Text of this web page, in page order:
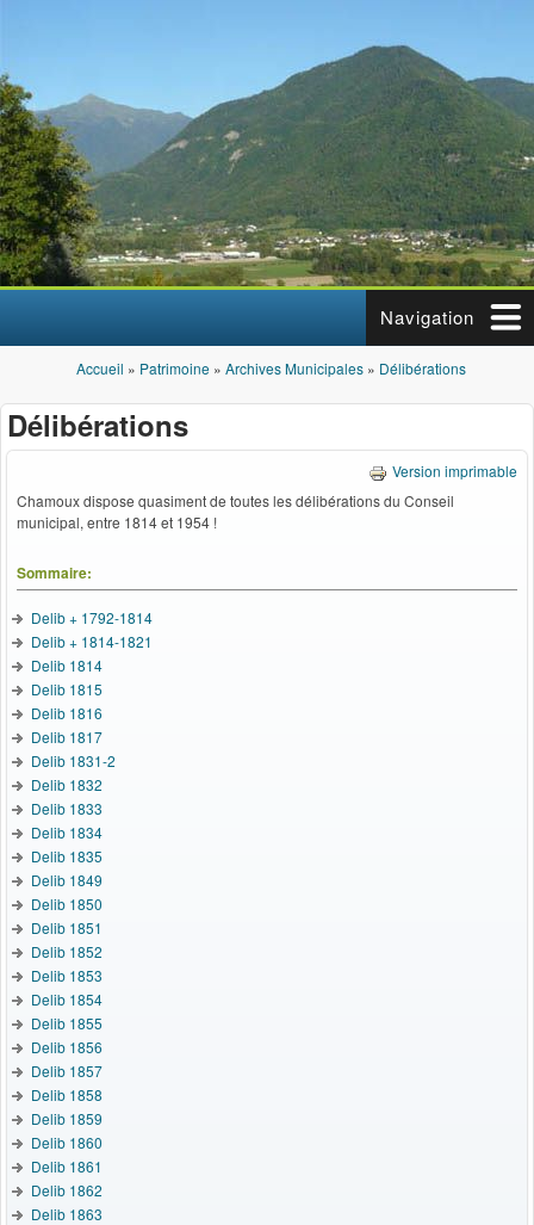
Navigation
Vous êtes ici
Accueil » Patrimoine » Archives Municipales » Délibérations
Délibérations
Version imprimable
Chamoux dispose quasiment de toutes les délibérations du Conseil
municipal, entre 1814 et 1954 !
Sommaire:
Delib + 1792-1814
Delib + 1814-1821
Delib 1814
Delib 1815
Delib 1816
Delib 1817
Delib 1831-2
Delib 1832
Delib 1833
Delib 1834
Delib 1835
Delib 1849
Delib 1850
Delib 1851
Delib 1852
Delib 1853
Delib 1854
Delib 1855
Delib 1856
Delib 1857
Delib 1858
Delib 1859
Delib 1860
Delib 1861
Delib 1862
Delib 1863